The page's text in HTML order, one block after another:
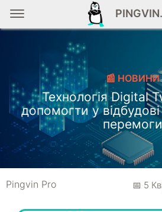
📰 НОВИНИ
Технологія Digital
допомогти у відбудові
перемоги
Pingvin Pro 📅 5